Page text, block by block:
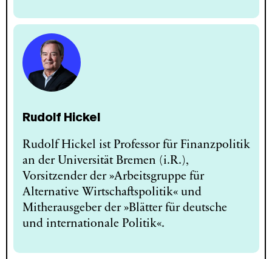
Rudolf Hickel
Rudolf Hickel ist Professor für Finanzpolitik
an der Universität Bremen (i.R.),
Vorsitzender der »Arbeitsgruppe für
Alternative Wirtschaftspolitik« und
Mitherausgeber der »Blätter für deutsche
und internationale Politik«.